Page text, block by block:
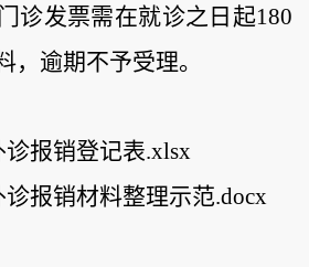
诊发票需在就诊之日起180
，逾期不予受理。
诊报销登记表.xlsx
诊报销材料整理示范.docx